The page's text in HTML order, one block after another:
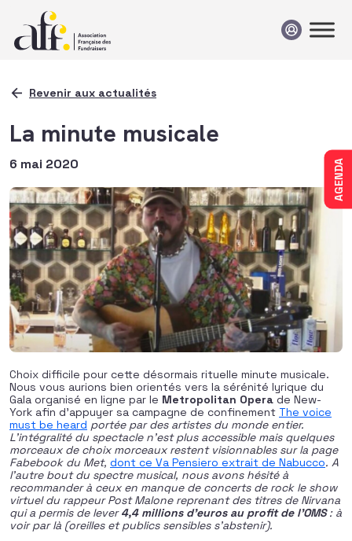
AGENDA
Revenir aux actualités
La minute musicale
6 mai 2020
Choix difficile pour cette désormais rituelle minute musicale.
Nous vous aurions bien orientés vers la sérénité lyrique du
Gala organisé en ligne par le Metropolitan Opera de New-
York afin d’appuyer sa campagne de confinement The voice
must be heard portée par des artistes du monde entier.
L’intégralité du spectacle n’est plus accessible mais quelques
morceaux de choix morceaux restent visionnables sur la page
Fabebook du Met, dont ce Va Pensiero extrait de Nabucco. A
l’autre bout du spectre musical, nous avons hésité à
recommander à ceux en manque de concerts de rock le show
virtuel du rappeur Post Malone reprenant des titres de Nirvana
qui a permis de lever4,4 millions d’euros au profit de l’OMS: à
voir par là (oreilles et publics sensibles s’abstenir).